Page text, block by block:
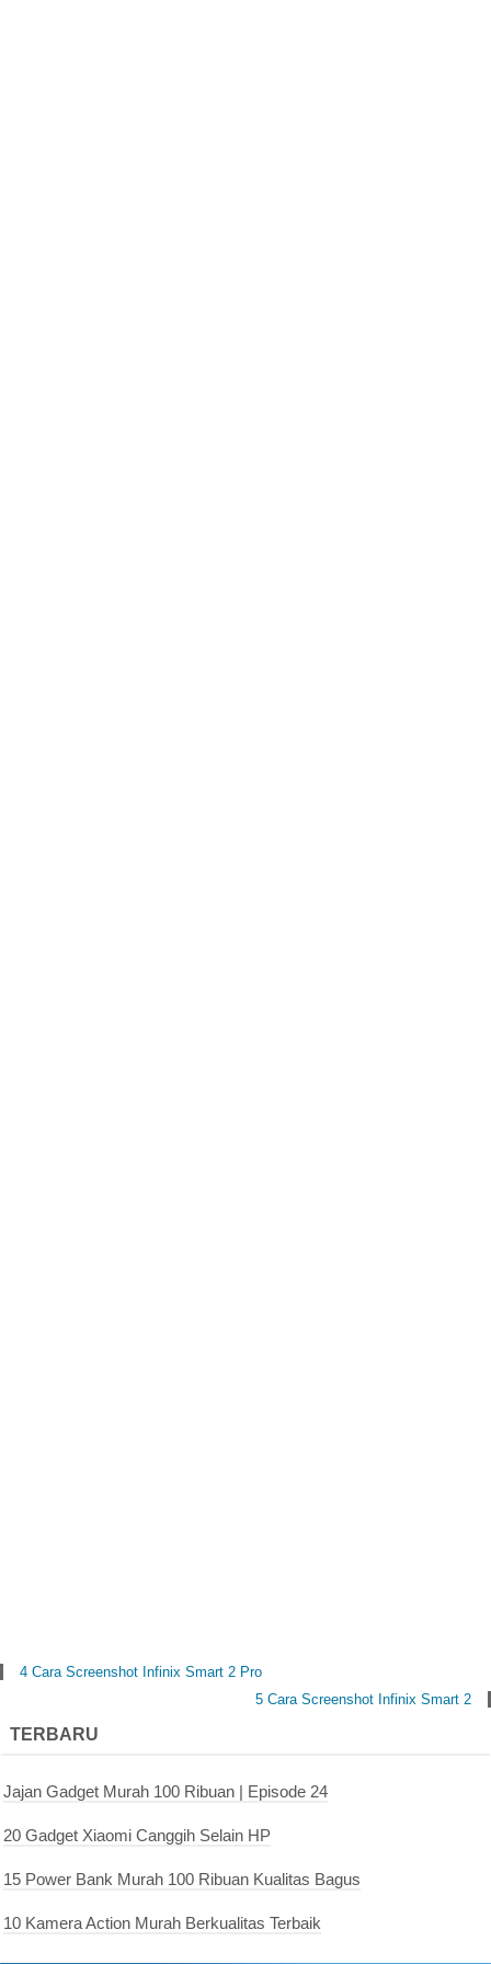
4 Cara Screenshot Infinix Smart 2 Pro
5 Cara Screenshot Infinix Smart 2
TERBARU
Jajan Gadget Murah 100 Ribuan | Episode 24
20 Gadget Xiaomi Canggih Selain HP
15 Power Bank Murah 100 Ribuan Kualitas Bagus
10 Kamera Action Murah Berkualitas Terbaik